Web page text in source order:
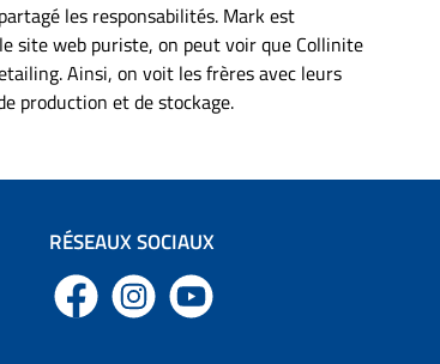
les responsabilités. Mark est
site web puriste, on peut voir que Collinite
Ainsi, on voit les frères avec leurs
production et de stockage.
RÉSEAUX SOCIAUX
Facebook Instagram YouTube